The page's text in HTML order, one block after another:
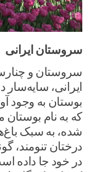
سروستان ایرانی
سروستان و
ایرانی، سایه‌سار
بوستان به وجود
که به نام
شده، به سبک
درختان تنومند،
در خود جا داده